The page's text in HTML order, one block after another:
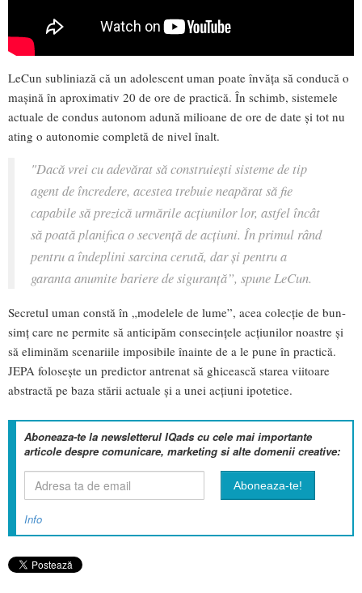
LeCun subliniază că un adolescent uman poate învăța să conducă o
mașină în aproximativ 20 de ore de practică. În schimb, sistemele
actuale de condus autonom adună milioane de ore de date și tot nu
ating o autonomie completă de nivel înalt.
"Dacă vrei cu adevărat să construiești sisteme de tip
agent de încredere, acestea trebuie neapărat să fie
capabile să prezică urmările acțiunilor lor, astfel încât
să poată planifica o secvență de acțiuni. În primul rând
pentru a îndeplini sarcina cerută, dar și pentru a
garanta anumite bariere de siguranță”, spune LeCun.
Secretul uman constă în „modelele de lume”, acea colecție de bun-
simț care ne permite să anticipăm consecințele acțiunilor noastre și
să eliminăm scenariile imposibile înainte de a le pune în practică.
JEPA folosește un predictor antrenat să ghicească starea viitoare
abstractă pe baza stării actuale și a unei acțiuni ipotetice.
Aboneaza-te la newsletterul IQads cu cele mai importante
articole despre comunicare, marketing si alte domenii creative:
Info